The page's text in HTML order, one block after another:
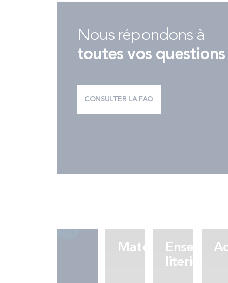
Nous répondons à
toutes vos questions
CONSULTER LA FAQ
Matelas
literie